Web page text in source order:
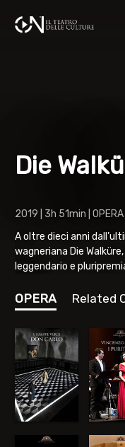
Die
2019 | 3h 51min | OPERA
A oltre dieci anni
wagneriana Die
leggendario e
Paolini Sul podio, alla
Carlo, Juraj Valčuha. Direttore Juraj Valčuha Regia Federico
Tiezzi Interpreti Robert Dean Smith, Liang Li Con Orchestra E
Coro Del Teatro Di San
OPERA Related